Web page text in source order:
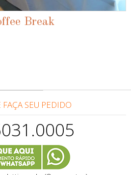
Break
FAÇA SEU PEDIDO